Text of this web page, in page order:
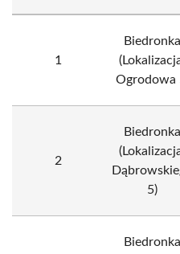
1
Biedronka
Ogrodowa
2
Biedronka
5)
Biedronka